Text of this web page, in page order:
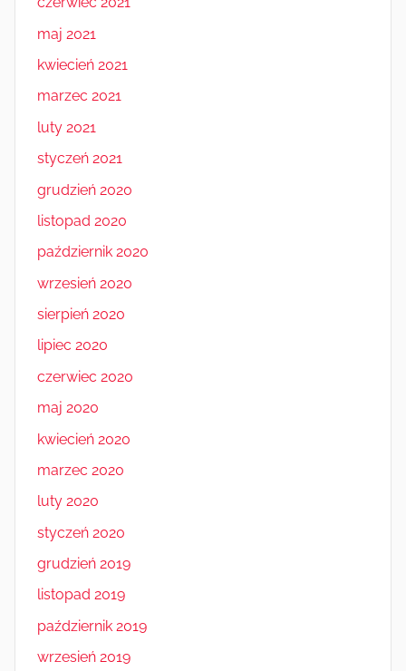
maj 2021
kwiecień 2021
marzec 2021
luty 2021
styczeń 2021
grudzień 2020
listopad 2020
październik 2020
wrzesień 2020
sierpień 2020
lipiec 2020
czerwiec 2020
maj 2020
kwiecień 2020
marzec 2020
luty 2020
styczeń 2020
grudzień 2019
listopad 2019
październik 2019
wrzesień 2019